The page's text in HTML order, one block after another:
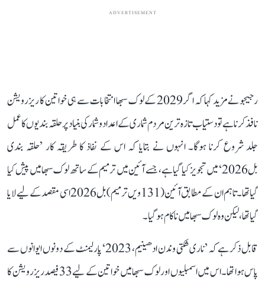
ADVERTISEMENT
رجیجو نے مزید کہا کہ اگر 2029 کے لوک سبھا انتخابات سے ہی خواتین کا ریزرویشن
نافذ کرنا ہے تو دستیاب تازہ ترین مردم شماری کے اعداد و شمار کی بنیاد پر حلقہ بندیوں کا عمل
جلد شروع کرنا ہوگا۔ انہوں نے بتایا کہ اس کے نفاذ کا طریقہ کار ’حلقہ بندی
بل 2026‘ میں تجویز کیا گیا ہے، جسے آئین میں ترمیم کے ساتھ لوک سبھا میں پیش کیا
گیا تھا۔ تاہم ان کے مطابق آئین (131ویں ترمیم) بل 2026 اسی مقصد کے لیے لایا
گیا تھا، لیکن وہ لوک سبھا میں ناکام ہو گیا۔
قابل ذکر ہے کہ ’ناری شکتی وندن ادھینیم، 2023‘ پارلیمنٹ کے دونوں ایوانوں سے
پاس ہوا تھا۔ اس میں اسمبلیوں اور لوک سبھا میں خواتین کے لیے 33 فیصد ریزرویشن کا